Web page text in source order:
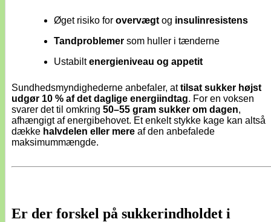
Øget risiko for overvægt og insulinresistens
Tandproblemer som huller i tænderne
Ustabiltenergieniveau og appetit
Sundhedsmyndighederne anbefaler, attilsat sukker højst
udgør 10 % af det daglige energiindtag. For en voksen
svarer det til omkring 50–55 gram sukker om dagen,
afhængigt af energibehovet. Et enkelt stykke kage kan altså
dække halvdelen eller mere af den anbefalede
maksimummængde.
Er der forskel på sukkerindholdet i